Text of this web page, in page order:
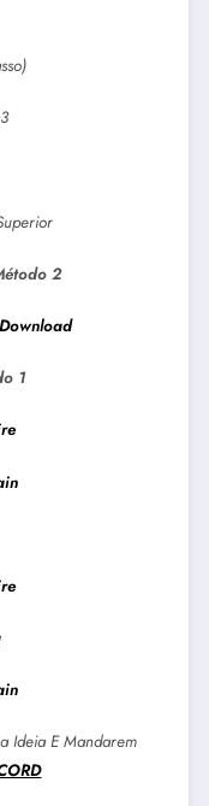
2
1
Ideia E Mandarem